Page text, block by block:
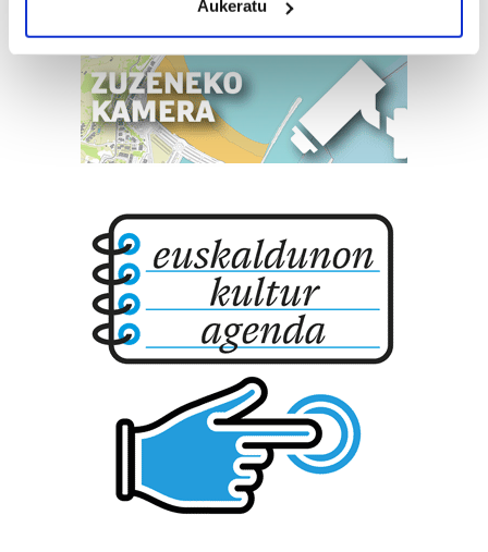
Identify your device by actively scanning it for
specific characteristics (fingerprinting)
Find out more about how your personal data is processed
and set your preferences in the
details section.
Guk eta gure bazkideek zure datu pertsonalak
pertsonalizatuak eskaintzeko, iragarkiak eta edukia
neurtzeko, jendeari buruzko informazioa biltzeko eta
produktuak garatzeko. Zure datuak nork eta zertarako
erabiltzen dituen hauta dezakezu.
Bazkide batzuek ez dizute baimenik eskatzen, eta beren
interes komertzial legitimoetan babesten dira. Ikusi gure
bazkideen zerrenda, beren ustez zein helburutarako
duten interes legitimoa eta horren aurka nola egin
dezakezun ikusteko.
Lortu zure datu pertsonalak prozesatzeko moduari
Aukeratu